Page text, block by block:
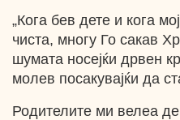
„Кога бев дете и кога
чиста, многу Го сакав
шумата носејќи дрвен
молев посакувајќи да
Родителите ми велеа